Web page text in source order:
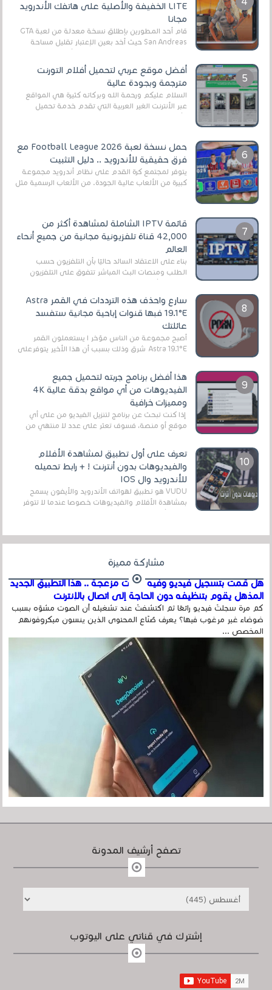
LITE الخفيفة والأصلية على هاتفك الأندرويد
مجانا
قام أحد المطورين بإطلاق نسخة معدلة من لعبة GTA
San Andreas حيث أخد بعين الإعتبار تقليل مساحة
أفضل موقع عربي لتحميل أفلام التورنت
مترجمة وبجودة عالية
السلام عليكم ورحمة الله وبركاته كثيرة هي المواقع
عبر الأنترنت الغير العربية التي تقدم خدمة تحميل
حمل نسخة لعبة Football League 2026 مع
فرق حقيقية للأندرويد .. دليل التثبيت
يتوفر لمجتمع كرة القدم على نظام أندرويد مجموعة
كبيرة من الألعاب عالية الجودة. من الألعاب الرسمية مثل
قائمة IPTV الشاملة لمشاهدة أكثر من
42,000 قناة تلفزيونية مجانية من جميع أنحاء
العالم
بناءً على الاعتقاد السائد حاليًا بأن التلفزيون حسب
الطلب ومنصات البث المباشر تتفوق على التلفزيون
سارع واحذف هذه الترددات في القمر Astra
19.1°E فبها قنوات إباحية مجانية ستفسد
عائلتك
أصبح مجموعة من الناس مؤخر ا يستعملون القمر
Astra 19.1°E شرق وذلك بسبب أن هذا الأخير يتوفرعلى
هذا أفضل برنامج جربته لتحميل جميع
الفيديوهات من أي مواقع بدقة عالية 4K
ومميزات خرافية
إذا كنت تبحث عن برنامج لتنزيل الفيديو من على أي
موقع أو منصة، فسوف تعثر على عدد لا منتهي من
تعرف على أول تطبيق لمشاهدة الأفلام
والفيديوهات بدون أنترنت ! + رابط تحميله
للأندرويد وال IOS
VUDU هو تطبيق لهواتف الأندرويد والأيفون يسمح
بمشاهدة الأفلام والفيديوهات خصوصا عندما لا تتوفر
مشاركة مميزة
هل قمت بتسجيل فيديو وفيه أصوت مزعجة .. هذا التطبيق الجديد
المذهل يقوم بتنظيفه دون الحاجة إلى اتصال بالإنترنت
كم مرة سجلتَ فيديو رائعًا ثم اكتشفتَ عند تشغيله أن الصوت مشوّه بسبب
ضوضاء غير مرغوب فيها؟ يعرف صُنّاع المحتوى الذين ينسون ميكروفونهم
المخصص ...
تصفح أرشيف المدونة
إشترك في قناتي على اليوتوب